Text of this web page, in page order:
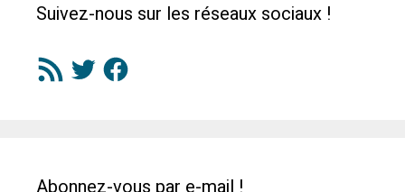
Suivez-nous sur les réseaux sociaux !
Flux
RSS
TwitterFacebook